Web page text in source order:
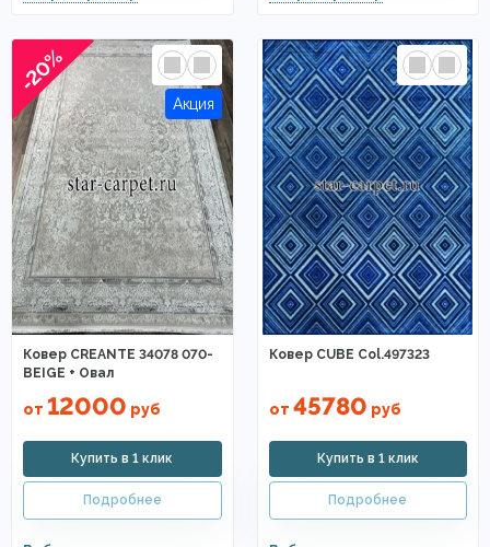
-20%
Ковер CREANTE 34078 070-
BEIGE + Овал
от 12000 руб
Ковер CUBE Col.497323
от 45780 руб